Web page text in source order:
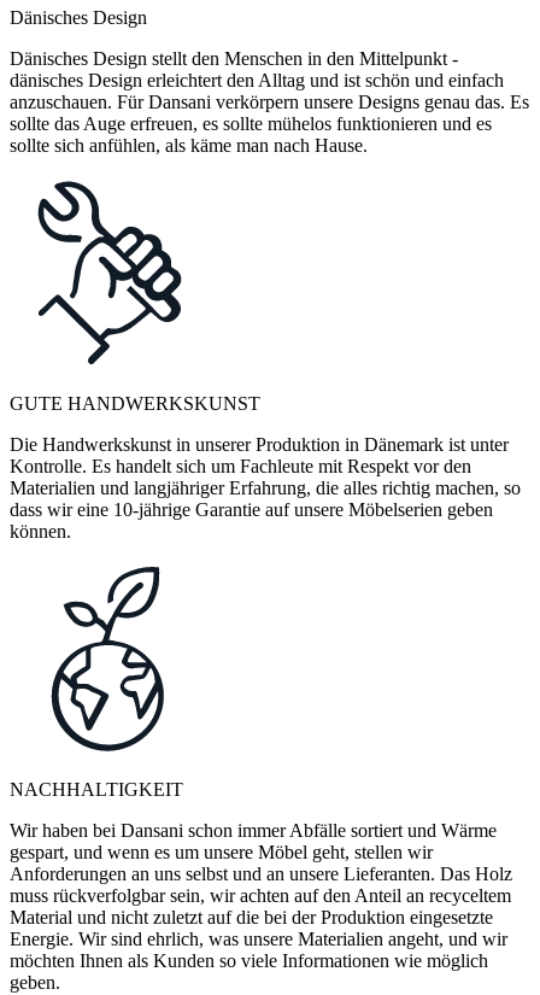
Dänisches Design
Dänisches Design stellt den Menschen in den Mittelpunkt -
dänisches Design erleichtert den Alltag und ist schön und einfach
anzuschauen. Für Dansani verkörpern unsere Designs genau das. Es
sollte das Auge erfreuen, es sollte mühelos funktionieren und es
sollte sich anfühlen, als käme man nach Hause.
GUTE HANDWERKSKUNST
Die Handwerkskunst in unserer Produktion in Dänemark ist unter
Kontrolle. Es handelt sich um Fachleute mit Respekt vor den
Materialien und langjähriger Erfahrung, die alles richtig machen, so
dass wir eine 10-jährige Garantie auf unsere Möbelserien geben
können.
NACHHALTIGKEIT
Wir haben bei Dansani schon immer Abfälle sortiert und Wärme
gespart, und wenn es um unsere Möbel geht, stellen wir
Anforderungen an uns selbst und an unsere Lieferanten. Das Holz
muss rückverfolgbar sein, wir achten auf den Anteil an recyceltem
Material und nicht zuletzt auf die bei der Produktion eingesetzte
Energie. Wir sind ehrlich, was unsere Materialien angeht, und wir
möchten Ihnen als Kunden so viele Informationen wie möglich
geben.